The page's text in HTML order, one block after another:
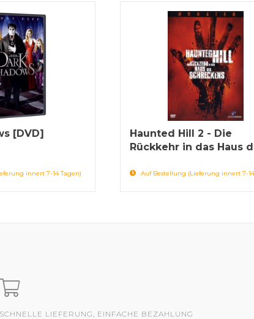
[DVD]
innert 7-14 Tagen)
Haunted Hill 2 - Die
Rückkehr in das Haus
Auf Bestellung (Lieferung innert 7-
SCHNELLE LIEFERUNG, EINFACHE BEZAHLUNG